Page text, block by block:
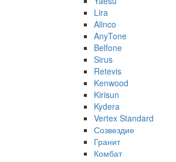
Lira
Alinco
AnyTone
Belfone
Sirus
Retevis
Kenwood
Kirisun
Kydera
Vertex Standard
Созвездие
Гранит
Комбат